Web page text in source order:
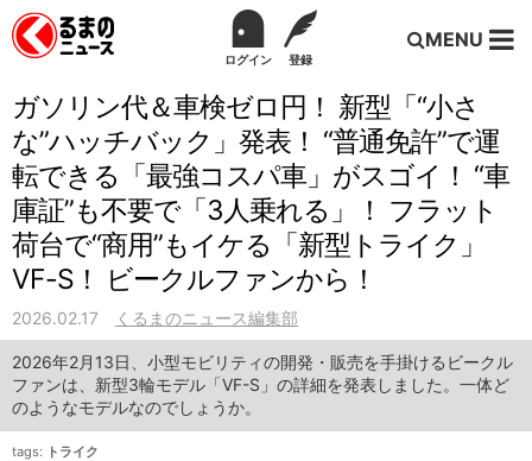
ログイン 登録
MENU
ガソリン代＆車検ゼロ円！ 新型「“小さ
な”ハッチバック」発表！ “普通免許”で運
転できる「最強コスパ車」がスゴイ！ “車
庫証”も不要で「3人乗れる」！ フラット
荷台で“商用”もイケる「新型トライク」
VF-S！ ビークルファンから！
2026.02.17 くるまのニュース編集部
2026年2月13日、小型モビリティの開発・販売を手掛けるビークル
ファンは、新型3輪モデル「VF-S」の詳細を発表しました。一体ど
のようなモデルなのでしょうか。
tags: トライク